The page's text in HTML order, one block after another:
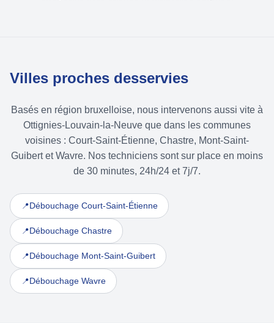
Villes proches desservies
Basés en région bruxelloise, nous intervenons aussi vite à
Ottignies-Louvain-la-Neuve que dans les communes
voisines : Court-Saint-Étienne, Chastre, Mont-Saint-
Guibert et Wavre. Nos techniciens sont sur place en moins
de 30 minutes, 24h/24 et 7j/7.
📍Débouchage Court-Saint-Étienne
📍Débouchage Chastre
📍Débouchage Mont-Saint-Guibert
📍Débouchage Wavre